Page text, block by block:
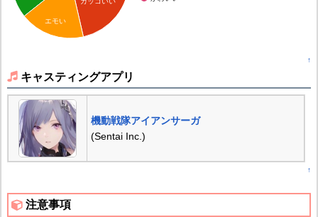
エモい
↑
キャスティングアプリ
機動戦隊アイアンサーガ
(Sentai Inc.)
↑
注意事項